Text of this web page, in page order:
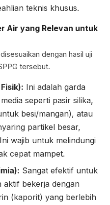
teknis khusus.
Air yang Relevan untuk
dengan hasil uji
tersebut.
Ini adalah garda
seperti pasir silika,
besi/mangan), atau
partikel besar,
wajib untuk melindungi
cepat mampet.
Sangat efektif untuk
aktif bekerja dengan
(kaporit) yang berlebih